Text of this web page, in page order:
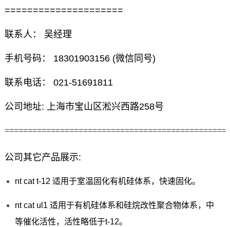
=====================
联系人： 吴经理
手机号码： 18301903156 (微信同号)
联系电话： 021-51691811
公司地址: 上海市宝山区淞兴西路258号
公司其它产品展示:
nt cat t-12 适用于室温固化有机硅体系，快速固化。
nt cat ul1 适用于有机硅体系和硅烷改性聚合物体系，中
等催化活性，活性略低于t-12。